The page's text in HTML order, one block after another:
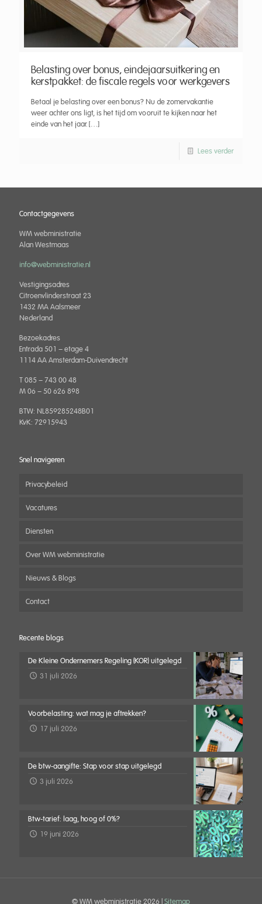
Belasting over bonus, eindejaarsuitkering en
kerstpakket: de fiscale regels voor werkgevers
Betaal je belasting over een bonus? Nu de zomervakantie
weer achter ons ligt, is het tijd om vooruit te kijken naar het
einde van het jaar. […]
Lees verder
Contactgegevens
WM webministratie
Alan Westmaas
info@webministratie.nl
Vestigingsadres
Citroenvlinderstraat 23
1432 MA Aalsmeer
Nederland
Bezoekadres
Entrada 501 – etage 4
1114 AA Amsterdam-Duivendrecht
T 085 – 743 00 48
M 06 – 50 626 898
BTW: NL859285248B01
KvK: 72915943
Snel navigeren
Privacybeleid
Vacatures
Diensten
Over WM webministratie
Nieuws & Blogs
Contact
Recente blogs
De Kleine Ondernemers Regeling (KOR) uitgelegd
31 juli 2026
Voorbelasting: wat mag je aftrekken?
17 juli 2026
De btw-aangifte: Stap voor stap uitgelegd
3 juli 2026
Btw-tarief: laag, hoog of 0%?
19 juni 2026
© WM webministratie 2026 | Sitemap